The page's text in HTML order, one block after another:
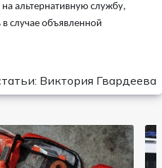
альтернативную службу,
в случае объявленной
Виктория Гвардеева